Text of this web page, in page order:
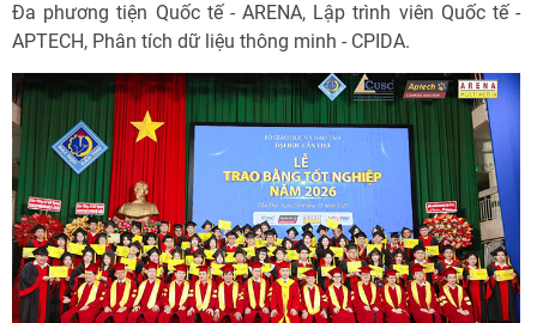
Đa phương tiện Quốc tế - ARENA, Lập trình viên Quốc tế -
APTECH, Phân tích dữ liệu thông minh - CPIDA.